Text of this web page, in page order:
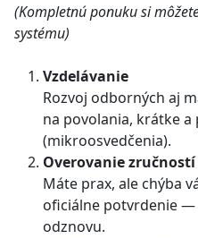
(Kompletnú ponuku si
systému)
Vzdelávanie
Rozvoj odborných aj
na povolania, krátke
(mikroosvedčenia).
Overovanie zručností
Máte prax, ale chýba
oficiálne potvrdenie —
odznovu.